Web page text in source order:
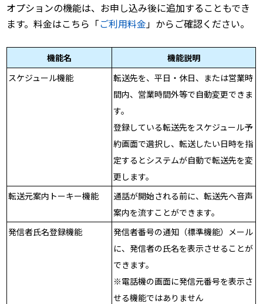
オプションの機能は、お申し込み後に追加することもでき
ます。料金はこちら「ご利用料金」からご確認ください。
機能名
機能説明
スケジュール機能
転送先を、平日・休日、または営業時
間内、営業時間外等で自動変更できま
す。
登録している転送先をスケジュール予
約画面で選択し、転送したい日時を指
定するとシステムが自動で転送先を変
更します。
転送元案内トーキー機能
通話が開始される前に、転送先へ音声
案内を流すことができます。
発信者氏名登録機能
発信者番号の通知（標準機能）メール
に、発信者の氏名を表示させることが
できます。
※電話機の画面に発信元番号を表示さ
せる機能ではありません